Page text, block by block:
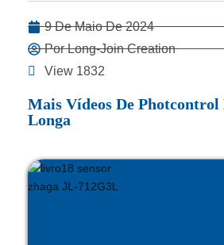
9 De Maio De 2024
Por Long-Join Creation
View 1832
Mais Vídeos De Photcontrol
Longa